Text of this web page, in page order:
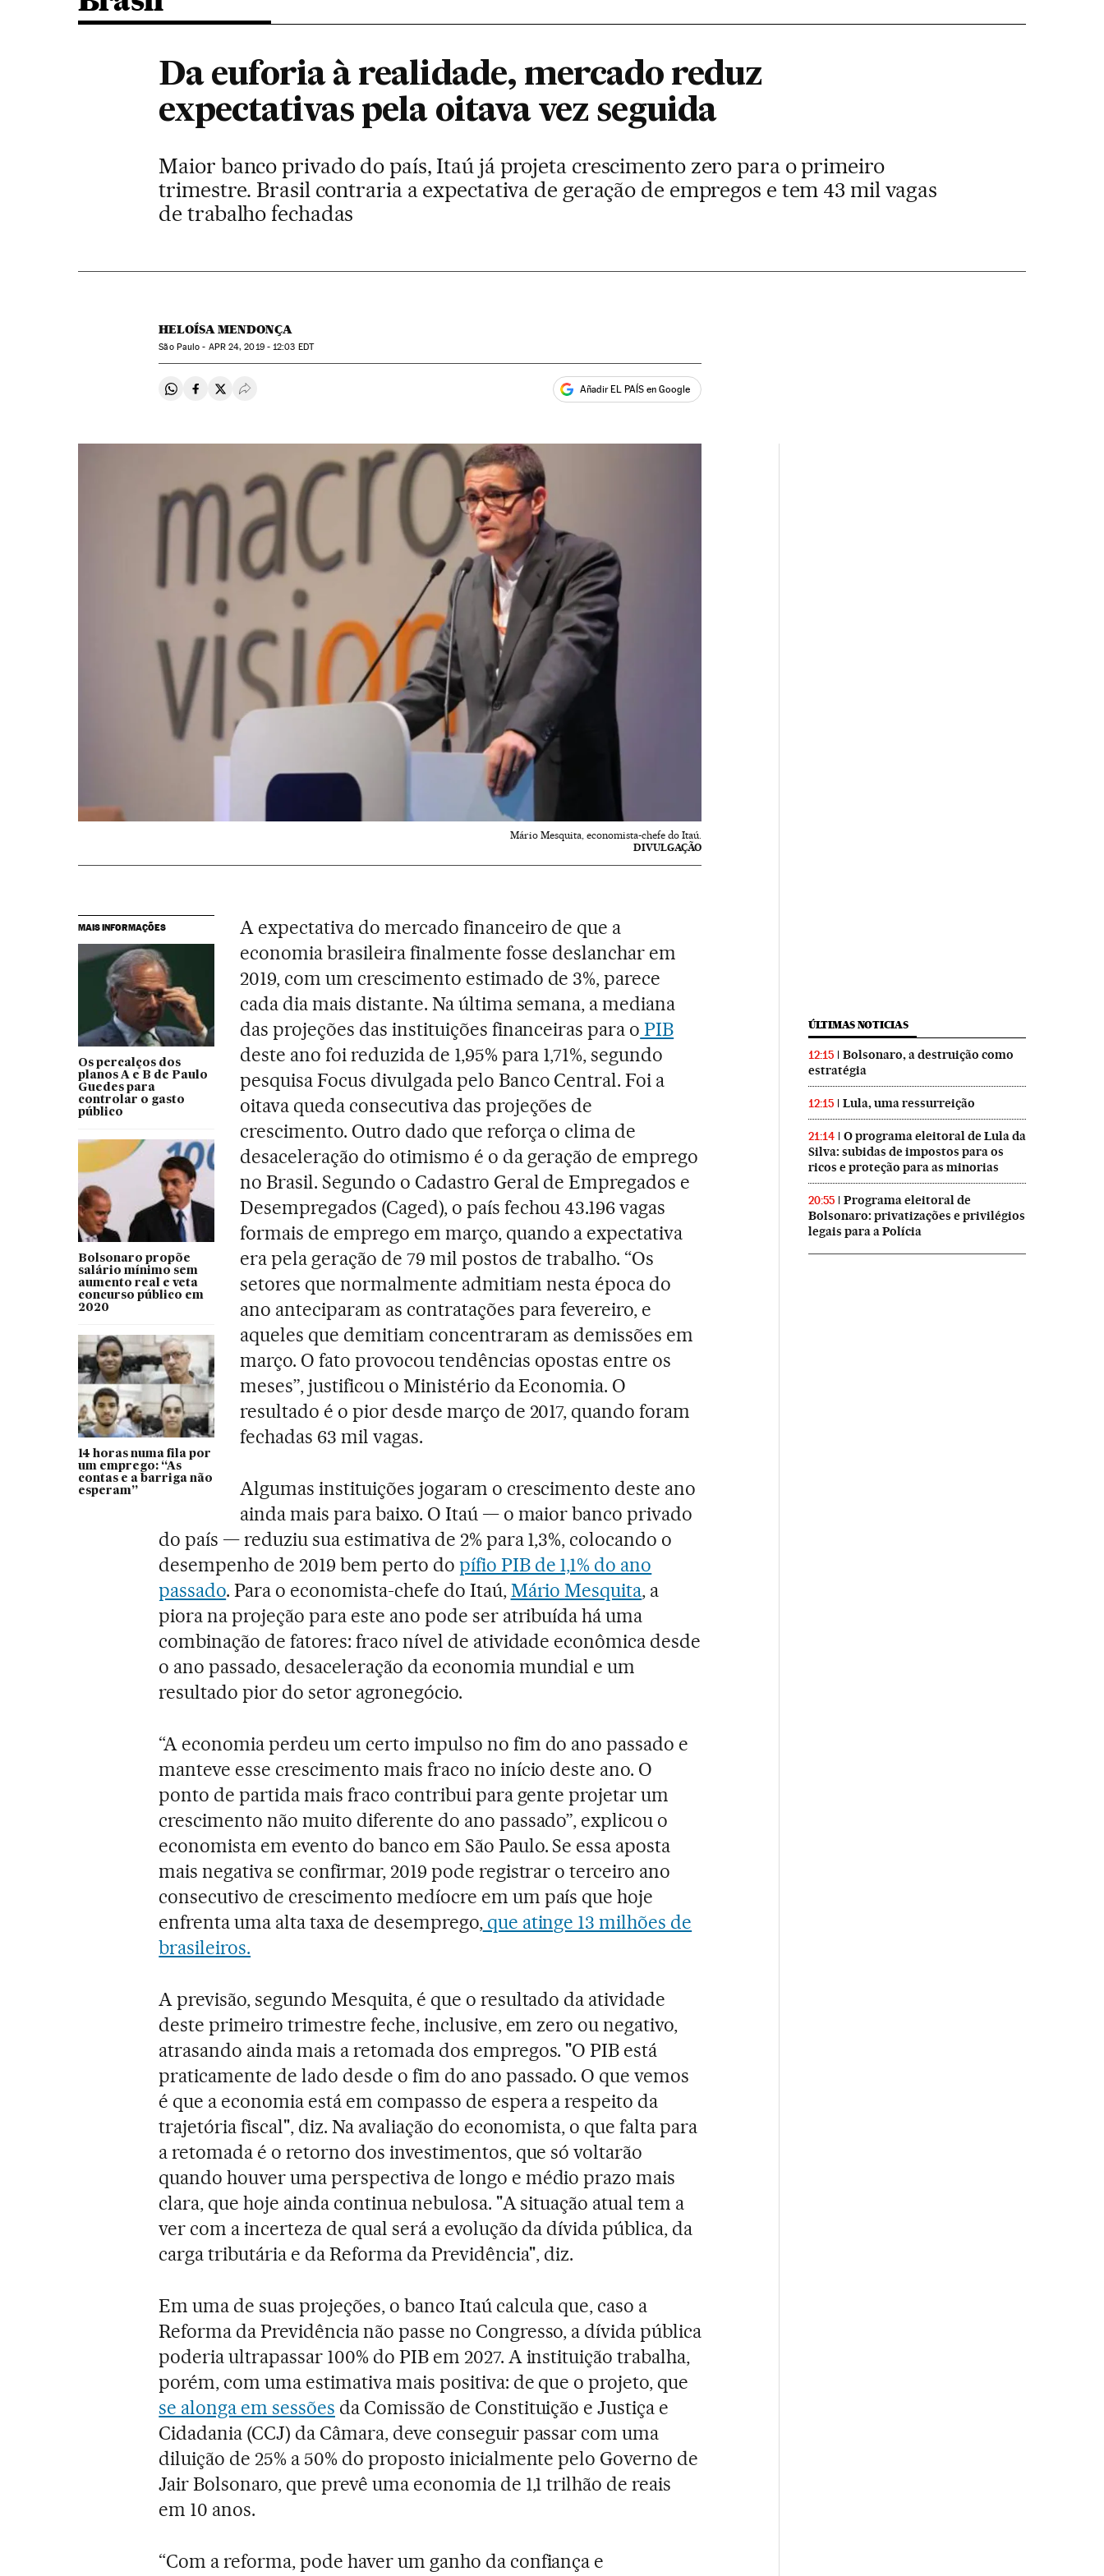
Da euforia à realidade, mercado reduz
expectativas pela oitava vez seguida
Maior banco privado do país, Itaú já projeta crescimento zero para o primeiro
trimestre. Brasil contraria a expectativa de geração de empregos e tem 43 mil vagas
de trabalho fechadas
HELOÍSA MENDONÇA
São Paulo - APR24, 2019 - 12:03 EDT
Compartir en Whatsapp
Compartir en Facebook
Compartir en Twitter
Desplegar Redes Sociales Añadir EL PAÍS en Google
Mário Mesquita, economista-chefe do Itaú.
DIVULGAÇÃO
MAIS INFORMAÇÕES
Os percalços dos
planos A e B de Paulo
Guedes para
controlar o gasto
público
Bolsonaro propõe
salário mínimo sem
aumento real e veta
concurso público em
2020
14 horas numa fila por
um emprego: “As
contas e a barriga não
esperam”
A expectativa do mercado financeiro de que a
economia brasileira finalmente fosse deslanchar em
2019, com um crescimento estimado de 3%, parece
cada dia mais distante. Na última semana, a mediana
das projeções das instituições financeiras para o PIB
deste ano foi reduzida de 1,95% para 1,71%, segundo
pesquisa Focus divulgada pelo Banco Central. Foi a
oitava queda consecutiva das projeções de
crescimento. Outro dado que reforça o clima de
desaceleração do otimismo é o da geração de emprego
no Brasil. Segundo o Cadastro Geral de Empregados e
Desempregados (Caged), o país fechou 43.196 vagas
formais de emprego em março, quando a expectativa
era pela geração de 79 mil postos de trabalho. “Os
setores que normalmente admitiam nesta época do
ano anteciparam as contratações para fevereiro, e
aqueles que demitiam concentraram as demissões em
março. O fato provocou tendências opostas entre os
meses”, justificou o Ministério da Economia. O
resultado é o pior desde março de 2017, quando foram
fechadas 63 mil vagas.
Algumas instituições jogaram o crescimento deste ano
ainda mais para baixo. O Itaú — o maior banco privado
do país — reduziu sua estimativa de 2% para 1,3%, colocando o
desempenho de 2019 bem perto do pífio PIB de 1,1% do ano
passado. Para o economista-chefe do Itaú,Mário Mesquita, a
piora na projeção para este ano pode ser atribuída há uma
combinação de fatores: fraco nível de atividade econômica desde
o ano passado, desaceleração da economia mundial e um
resultado pior do setor agronegócio.
“A economia perdeu um certo impulso no fim do ano passado e
manteve esse crescimento mais fraco no início deste ano. O
ponto de partida mais fraco contribui para gente projetar um
crescimento não muito diferente do ano passado”, explicou o
economista em evento do banco em São Paulo. Se essa aposta
mais negativa se confirmar, 2019 pode registrar o terceiro ano
consecutivo de crescimento medíocre em um país que hoje
enfrenta uma alta taxa de desemprego,que atinge 13 milhões de
brasileiros.
A previsão, segundo Mesquita, é que o resultado da atividade
deste primeiro trimestre feche, inclusive, em zero ou negativo,
atrasando ainda mais a retomada dos empregos. "O PIB está
praticamente de lado desde o fim do ano passado. O que vemos
é que a economia está em compasso de espera a respeito da
trajetória fiscal", diz. Na avaliação do economista, o que falta para
a retomada é o retorno dos investimentos, que só voltarão
quando houver uma perspectiva de longo e médio prazo mais
clara, que hoje ainda continua nebulosa. "A situação atual tem a
ver com a incerteza de qual será a evolução da dívida pública, da
carga tributária e da Reforma da Previdência", diz.
Em uma de suas projeções, o banco Itaú calcula que, caso a
Reforma da Previdência não passe no Congresso, a dívida pública
poderia ultrapassar 100% do PIB em 2027. A instituição trabalha,
porém, com uma estimativa mais positiva: de que o projeto, que
se alonga em sessões da Comissão de Constituição e Justiça e
Cidadania (CCJ) da Câmara, deve conseguir passar com uma
diluição de 25% a 50% do proposto inicialmente pelo Governo de
Jair Bolsonaro, que prevê uma economia de 1,1 trilhão de reais
em 10 anos.
“Com a reforma, pode haver um ganho da confiança e
ÚLTIMAS NOTICIAS
12:15
Bolsonaro, a destruição como
estratégia
12:15 Lula, uma ressurreição
21:14
O programa eleitoral de Lula da
Silva: subidas de impostos para os
ricos e proteção para as minorias
20:55
Programa eleitoral de
Bolsonaro: privatizações e privilégios
legais para a Polícia